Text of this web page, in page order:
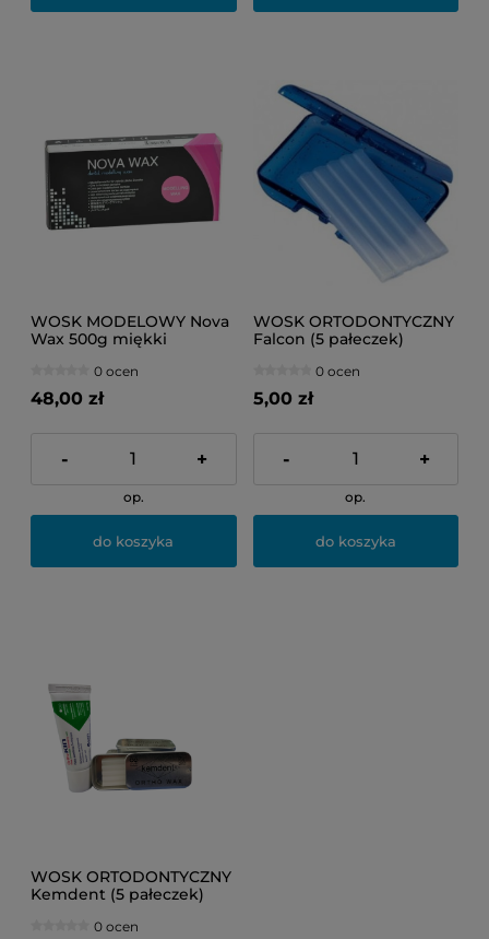
WOSK MODELOWY Nova
Wax 500g miękki
0 ocen
48,00 zł
- +
op.
do koszyka
WOSK ORTODONTYCZNY
Falcon (5 pałeczek)
0 ocen
5,00 zł
- +
op.
do koszyka
WOSK ORTODONTYCZNY
Kemdent (5 pałeczek)
0 ocen